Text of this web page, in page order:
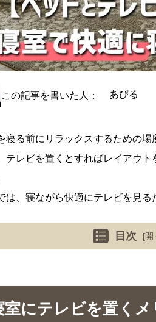
この記事を書いた人： あびる
寝る前にリラックスするための場
テレビを置くとすればレイアウ
は、寝ながら快適にテレビを見
目次 [開
室にテレビを置く